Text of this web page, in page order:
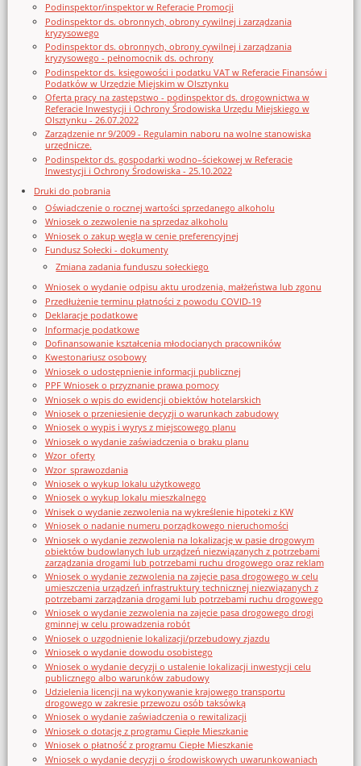
Podinspektor/inspektor w Referacie Promocji
Podinspektor ds. obronnych, obrony cywilnej i zarządzania
kryzysowego
Podinspektor ds. obronnych, obrony cywilnej i zarządzania
kryzysowego - pełnomocnik ds. ochrony
Podinspektor ds. księgowości i podatku VAT w Referacie Finansów i
Podatków w Urzędzie Miejskim w Olsztynku
Oferta pracy na zastępstwo - podinspektor ds. drogownictwa w
Referacie Inwestycji i Ochrony Środowiska Urzędu Miejskiego w
Olsztynku - 26.07.2022
Zarządzenie nr 9/2009 - Regulamin naboru na wolne stanowiska
urzędnicze.
Podinspektor ds. gospodarki wodno–ściekowej w Referacie
Inwestycji i Ochrony Środowiska - 25.10.2022
Druki do pobrania
Oświadczenie o rocznej wartości sprzedanego alkoholu
Wniosek o zezwolenie na sprzedaz alkoholu
Wniosek o zakup węgla w cenie preferencyjnej
Fundusz Sołecki - dokumenty
Zmiana zadania funduszu sołeckiego
Wniosek o wydanie odpisu aktu urodzenia, małżeństwa lub zgonu
Przedłużenie terminu płatności z powodu COVID-19
Deklaracje podatkowe
Informacje podatkowe
Dofinansowanie kształcenia młodocianych pracowników
Kwestonariusz osobowy
Wniosek o udostępnienie informacji publicznej
PPF Wniosek o przyznanie prawa pomocy
Wniosek o wpis do ewidencji obiektów hotelarskich
Wniosek o przeniesienie decyzji o warunkach zabudowy
Wniosek o wypis i wyrys z miejscowego planu
Wniosek o wydanie zaświadczenia o braku planu
Wzor_oferty
Wzor_sprawozdania
Wniosek o wykup lokalu użytkowego
Wniosek o wykup lokalu mieszkalnego
Wnisek o wydanie zezwolenia na wykreślenie hipoteki z KW
Wniosek o nadanie numeru porządkowego nieruchomości
Wniosek o wydanie zezwolenia na lokalizację w pasie drogowym
obiektów budowlanych lub urządzeń niezwiązanych z potrzebami
zarządzania drogami lub potrzebami ruchu drogowego oraz reklam
Wniosek o wydanie zezwolenia na zajęcie pasa drogowego w celu
umieszczenia urządzeń infrastruktury technicznej niezwiązanych z
potrzebami zarządzania drogami lub potrzebami ruchu drogowego
Wniosek o wydanie zezwolenia na zajęcie pasa drogowego drogi
gminnej w celu prowadzenia robót
Wniosek o uzgodnienie lokalizacji/przebudowy zjazdu
Wniosek o wydanie dowodu osobistego
Wniosek o wydanie decyzji o ustalenie lokalizacji inwestycji celu
publicznego albo warunków zabudowy
Udzielenia licencji na wykonywanie krajowego transportu
drogowego w zakresie przewozu osób taksówką
Wniosek o wydanie zaświadczenia o rewitalizacji
Wniosek o dotację z programu Ciepłe Mieszkanie
Wniosek o płatność z programu Ciepłe Mieszkanie
Wniosek o wydanie decyzji o środowiskowych uwarunkowaniach